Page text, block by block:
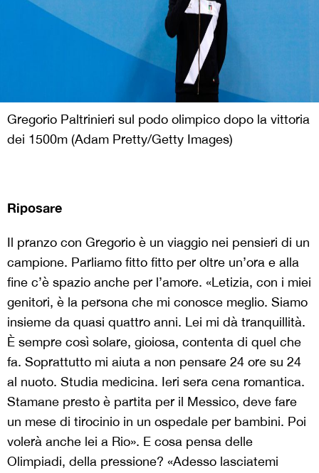
Gregorio Paltrinieri sul podo olimpico dopo la vittoria
dei 1500m (Adam Pretty/Getty Images)
Riposare
Il pranzo con Gregorio è un viaggio nei pensieri di un
campione. Parliamo fitto fitto per oltre un’ora e alla
fine c’è spazio anche per l’amore. «Letizia, con i miei
genitori, è la persona che mi conosce meglio. Siamo
insieme da quasi quattro anni. Lei mi dà tranquillità.
È sempre così solare, gioiosa, contenta di quel che
fa. Soprattutto mi aiuta a non pensare 24 ore su 24
al nuoto. Studia medicina. Ieri sera cena romantica.
Stamane presto è partita per il Messico, deve fare
un mese di tirocinio in un ospedale per bambini. Poi
volerà anche lei a Rio». E cosa pensa delle
Olimpiadi, della pressione? «Adesso lasciatemi